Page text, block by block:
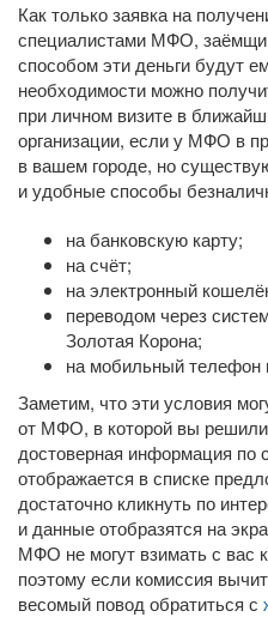
Как только заявка на
специалистами МФО,
способом эти деньги будут
необходимости можно
при личном визите в
организации, если у МФО в
в вашем городе, но
и удобные способы
на банковскую карту;
на счёт;
на электронный
переводом через
Золотая Корона;
на мобильный телефон
Заметим, что эти условия
от МФО, в которой вы
достоверная информация по
отображается в списке
достаточно кликнуть по
и данные отобразятся на
МФО не могут взимать с вас
поэтому если комиссия
весомый повод обратиться с